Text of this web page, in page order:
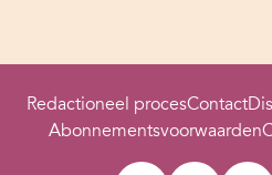
Redactioneel procesContact
Abonnementsvoorwaarden